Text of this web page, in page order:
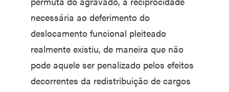
necessária ao deferimento do
deslocamento funcional pleiteado
realmente existiu, de maneira que não
pode aquele ser penalizado pelos efeitos
decorrentes da redistribuição de cargos